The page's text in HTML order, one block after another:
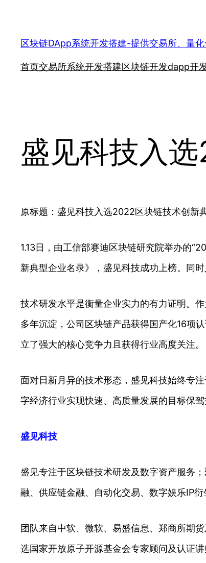
区块链DApp系统开发搭建-提供交易所、量
首页交易所系统开发搭建区块链开发dapp开
盛见科技入
原标题：盛见科技入选2022区块链技术创新
1.13日，由工信部赛迪区块链研究院举办的
新典型企业名录》，盛见科技成功上榜。同
技术研发水平是衡量企业实力的有力证明。
多年沉淀，公司区块链产品获得国产化16项
立了强大的核心竞争力且获得行业高度关注。
面对日新月异的技术形态，盛见科技始终专
字经济行业实现快速、高质量发展的目标保驾
盛见科技
盛见专注于区块链技术研发及数字资产服务
融、供应链金融、自动化交易、数字娱乐IP衍
团队来自中软、微软、易盛信息、郑商所期
选国家开放原子开源基金会专家顾问及认证